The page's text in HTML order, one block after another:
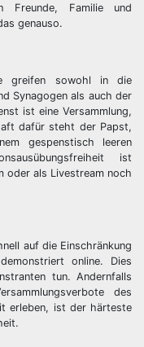
Freunde, Familie und
genauso.
greifen sowohl in die
Synagogen als auch der
ist eine Versammlung,
dafür steht der Papst,
gespenstisch leeren
ist
oder als Livestream noch
auf die Einschränkung
online. Dies
tun. Andernfalls
des
erleben, ist der härteste